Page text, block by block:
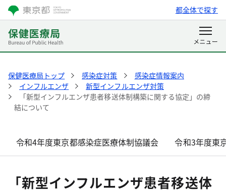
都全体で探す
保健医療局トップ 感染症対策
感染症情報案内
インフルエンザ
新型インフルエンザ対策
「新型インフルエンザ患者移送体制構築に関する協定」の締
結について
令和4年度東京都感染症医療体制協議会 令和3年度東
「新型インフルエンザ患者移送体